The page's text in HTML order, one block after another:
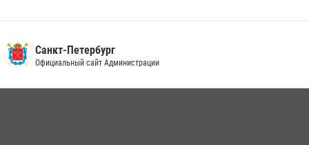
Санкт-Петербург
Официальный сайт Администрации